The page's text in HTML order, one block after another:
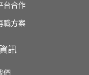
台合作
職方案
訊
們